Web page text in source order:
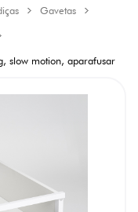
Gavetas
slow motion, aparafusar